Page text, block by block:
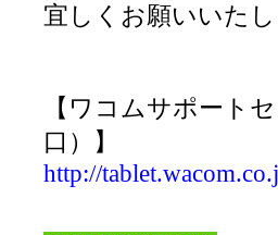
宜しくお願いいたし
【ワコムサポート
口）】
http://